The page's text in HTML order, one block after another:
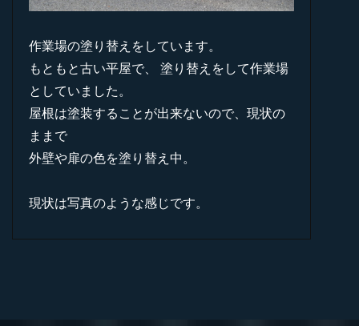
作業場の塗り替えをしています。
もともと古い平屋で、 塗り替えをして作業場
としていました。
屋根は塗装することが出来ないので、現状の
ままで
外壁や扉の色を塗り替え中。
現状は写真のような感じです。